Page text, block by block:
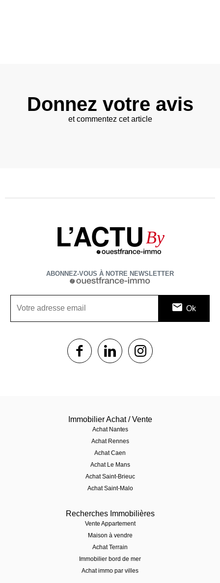
Donnez votre avis
et commentez cet article
L’ACTU By
ABONNEZ-VOUS À NOTRE NEWSLETTER
1$s 1$s
Immobilier Achat / Vente
Achat Nantes
Achat Rennes
Achat Caen
Achat Le Mans
Achat Saint-Brieuc
Achat Saint-Malo
Recherches Immobilières
Vente Appartement
Maison à vendre
Achat Terrain
Immobilier bord de mer
Achat immo par villes